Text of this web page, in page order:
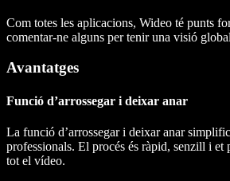
Com totes les aplicacions, Wideo té punts
comentar-ne alguns per tenir una visió
Avantatges
Funció d’arrossegar i deixar anar
La funció d’arrossegar i deixar anar
professionals. El procés és ràpid, senzill i et
tot el vídeo.